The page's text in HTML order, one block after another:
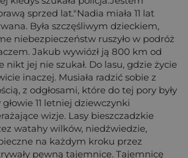
sprzed lat."Nadia miała 11 lat
Była szczęśliwym dzieckiem,
niebezpieczeństw ruszyło w podróż
Jakub wywiózł ją 800 km od
nikt jej nie szukał. Do lasu, gdzie życie
inaczej. Musiała radzić sobie z
z odgłosami, które do tej pory były
11 letniej dziewczynki
wizje. Lasy bieszczadzkie
watahy wilków, niedźwiedzie,
na każdym kroku przez
pewną tajemnice. Tajemnicę